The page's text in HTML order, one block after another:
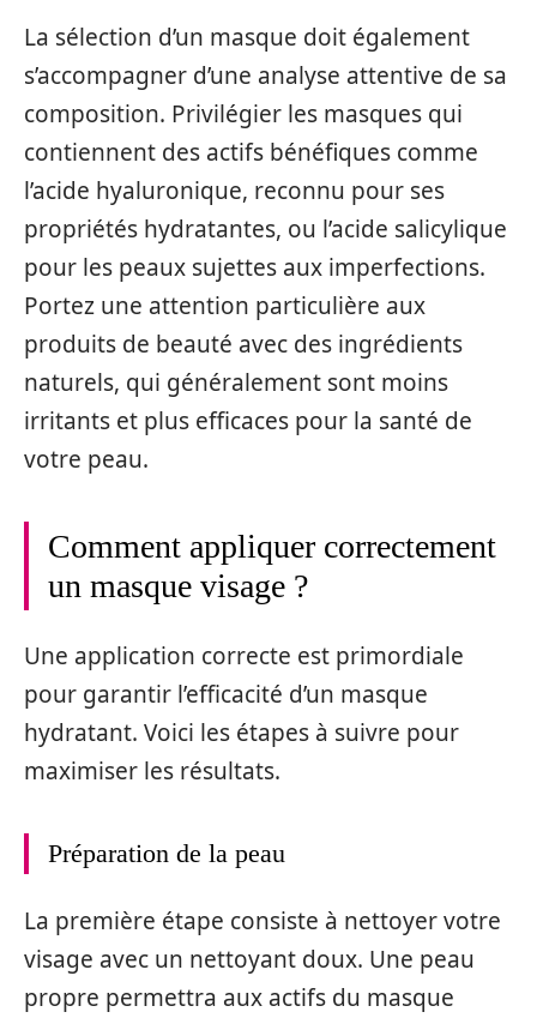
La sélection d’un masque doit également
s’accompagner d’une analyse attentive de sa
composition. Privilégier les masques qui
contiennent des actifs bénéfiques comme
l’acide hyaluronique, reconnu pour ses
propriétés hydratantes, ou l’acide salicylique
pour les peaux sujettes aux imperfections.
Portez une attention particulière aux
produits de beauté avec des ingrédients
naturels, qui généralement sont moins
irritants et plus efficaces pour la santé de
votre peau.
Comment appliquer correctement
un masque visage ?
Une application correcte est primordiale
pour garantir l’efficacité d’un masque
hydratant. Voici les étapes à suivre pour
maximiser les résultats.
Préparation de la peau
La première étape consiste à nettoyer votre
visage avec un nettoyant doux. Une peau
propre permettra aux actifs du masque